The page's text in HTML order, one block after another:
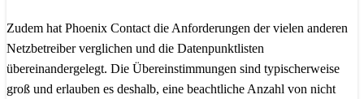
Zudem hat Phoenix Contact die Anforderungen der vielen anderen
Netzbetreiber verglichen und die Datenpunktlisten
übereinandergelegt. Die Übereinstimmungen sind typischerweise
groß und erlauben es deshalb, eine beachtliche Anzahl von nicht